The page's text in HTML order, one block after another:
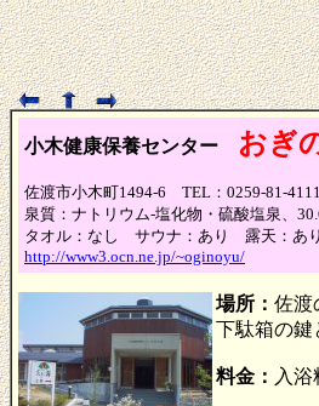
小木健康保養センター おぎ
佐渡市小木町1494-6 TEL：0259-81-
泉質：ナトリウム-塩化物・硫酸塩泉、
タオル：なし サウナ：あり 露天：
http://www3.ocn.ne.jp/~oginoyu/
場所： 佐渡
下駄箱の鍵
料金： 入浴